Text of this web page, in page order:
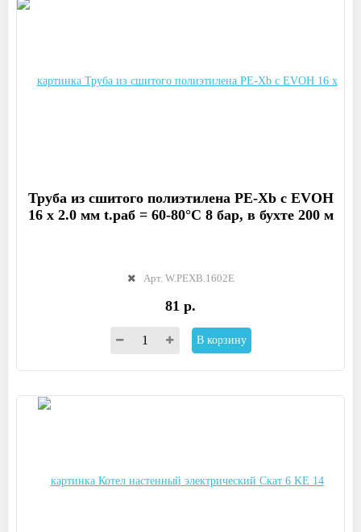
Труба из сшитого полиэтилена PE-Xb с EVOH
16 x 2.0 мм t.раб = 60-80°C 8 бар, в бухте 200 м
Арт. W.PEXB.1602E
81 р.
В корзину